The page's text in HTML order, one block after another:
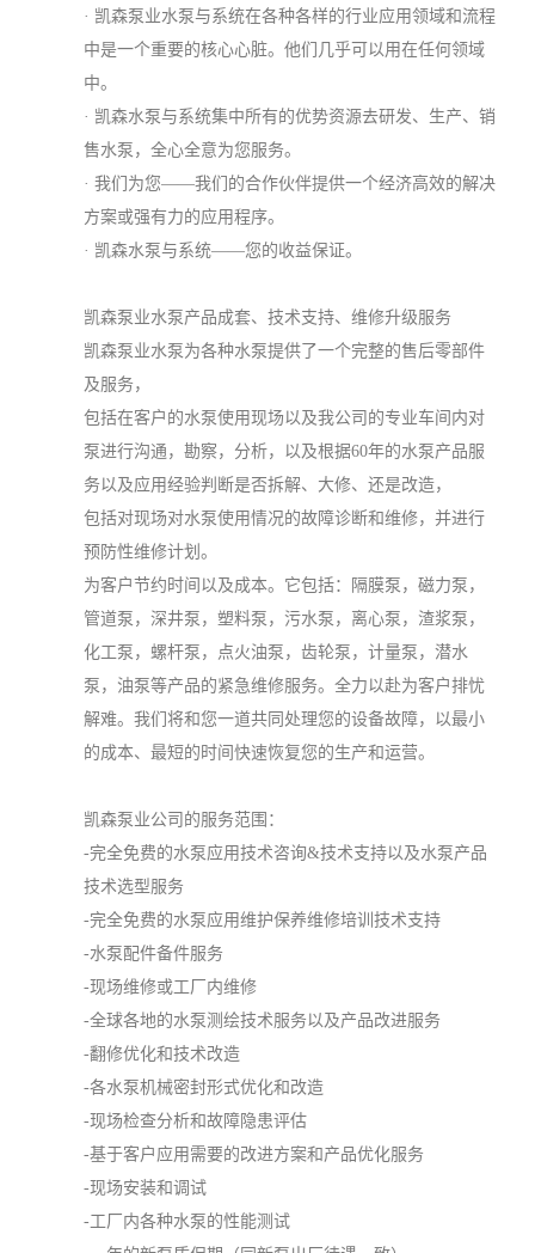
· 凯森泵业水泵与系统在各种各样的行业应用领域和流程
中是一个重要的核心心脏。他们几乎可以用在任何领域
中。
· 凯森水泵与系统集中所有的优势资源去研发、生产、销
售水泵，全心全意为您服务。
· 我们为您——我们的合作伙伴提供一个经济高效的解决
方案或强有力的应用程序。
· 凯森水泵与系统——您的收益保证。
凯森泵业水泵产品成套、技术支持、维修升级服务
凯森泵业水泵为各种水泵提供了一个完整的售后零部件
及服务，
包括在客户的水泵使用现场以及我公司的专业车间内对
泵进行沟通，勘察，分析，以及根据60年的水泵产品服
务以及应用经验判断是否拆解、大修、还是改造，
包括对现场对水泵使用情况的故障诊断和维修，并进行
预防性维修计划。
为客户节约时间以及成本。它包括：隔膜泵，磁力泵，
管道泵，深井泵，塑料泵，污水泵，离心泵，渣浆泵，
化工泵，螺杆泵，点火油泵，齿轮泵，计量泵，潜水
泵，油泵等产品的紧急维修服务。全力以赴为客户排忧
解难。我们将和您一道共同处理您的设备故障，以最小
的成本、最短的时间快速恢复您的生产和运营。
凯森泵业公司的服务范围：
-完全免费的水泵应用技术咨询&技术支持以及水泵产品
技术选型服务
-完全免费的水泵应用维护保养维修培训技术支持
-水泵配件备件服务
-现场维修或工厂内维修
-全球各地的水泵测绘技术服务以及产品改进服务
-翻修优化和技术改造
-各水泵机械密封形式优化和改造
-现场检查分析和故障隐患评估
-基于客户应用需要的改进方案和产品优化服务
-现场安装和调试
-工厂内各种水泵的性能测试